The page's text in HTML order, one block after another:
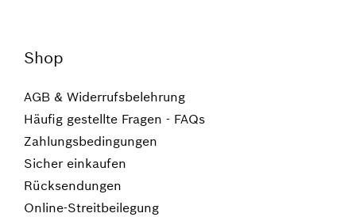
Shop
AGB & Widerrufsbelehrung
Häufig gestellte Fragen - FAQs
Zahlungsbedingungen
Sicher einkaufen
Rücksendungen
Online-Streitbeilegung